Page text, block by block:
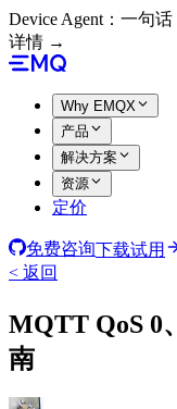
Device Agent：一句
详情 →
Why EMQX
产品
解决方案
资源
定价
免费咨询下载试用
< 返回
MQTT QoS 0
南